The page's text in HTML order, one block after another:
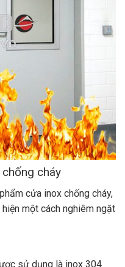
cháy
cửa inox chống cháy,
một cách nghiêm ngặt
sử dụng là inox 304